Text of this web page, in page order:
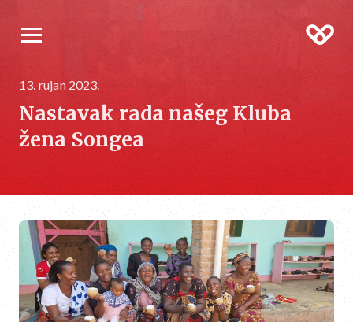
13. rujan 2023.
Nastavak rada našeg Kluba
žena Songea